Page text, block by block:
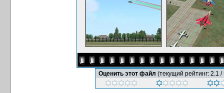
Оценить этот файл (текущий рейтинг: 2.1 /